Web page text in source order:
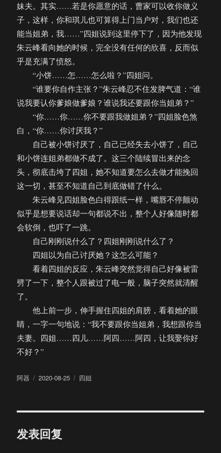
妹夫。其实……若是你愿意的话，曹家可以收你做义
子，这样，你和琪儿也可算得上门当户对，我们也还
能当姐弟，我……”四姐说到这里停下了，因为他发现
朱云峰看向她的时候，完全没有任何的欣喜，反而似
乎是充满了愤怒。
“小饼……怎……怎么啦？”四姐问。
“谁要你自作主张？”朱云峰忍不住发脾气道：“谁
说我要认你爹娘做爹娘？谁说我还要跟你当姐弟？”
“你……你……你不要跟我做姐弟？”四姐脸色煞
白，“你……你讨厌我？”
自己被小饼讨厌了，自己已经失去小饼了，自己
和小饼连姐弟都做不成了。这三个陆续冒出来的念
头，彻底击垮了四姐，她不知道要怎么去做才能挽回
这一切，甚至不知道自己到底做错了什么。
朱云峰见四姐脸色白得跟纸一样，嘴唇不停颤动
似乎是想要说话却一句都说不出，整个人好像随时都
会软倒，也吓了一跳。
自己刚刚说什么了？四姐刚刚说什么了？
四姐以为自己讨厌她？这怎么可能？
看着四姐的反应，朱云峰突然觉得自己好像被雷
劈了一下，整个人跟被过了电一般，脑子突然就清醒
了。
他上前一步，伸手握住四姐的肩膀，看着她的眼
睛，一字一句地说：“我不要跟你当姐弟，我想跟你当
夫妻。四姐……四儿……阿四……阿四，让我娶你好
不好？”
作
阿器
发
2020-08-25
分
四姐
发表回复